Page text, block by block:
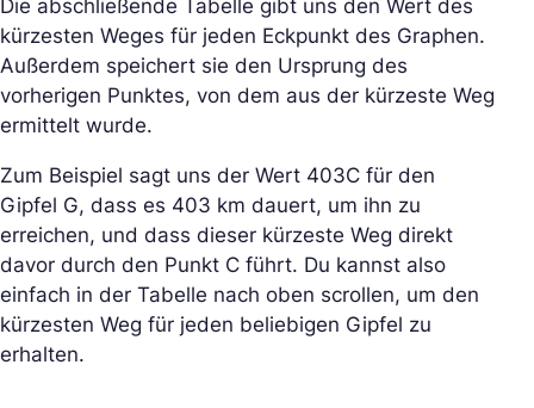
Die abschließende Tabelle gibt uns den Wert des
kürzesten Weges für jeden Eckpunkt des Graphen.
Außerdem speichert sie den Ursprung des
vorherigen Punktes, von dem aus der kürzeste Weg
ermittelt wurde.
Zum Beispiel sagt uns der Wert 403C für den
Gipfel G, dass es 403 km dauert, um ihn zu
erreichen, und dass dieser kürzeste Weg direkt
davor durch den Punkt C führt. Du kannst also
einfach in der Tabelle nach oben scrollen, um den
kürzesten Weg für jeden beliebigen Gipfel zu
erhalten.